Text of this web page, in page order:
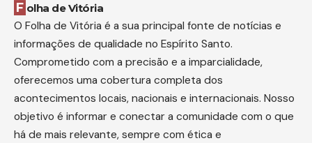
Folha de Vitória
O Folha de Vitória é a sua principal fonte de notícias e
informações de qualidade no Espírito Santo.
Comprometido com a precisão e a imparcialidade,
oferecemos uma cobertura completa dos
acontecimentos locais, nacionais e internacionais. Nosso
objetivo é informar e conectar a comunidade com o que
há de mais relevante, sempre com ética e